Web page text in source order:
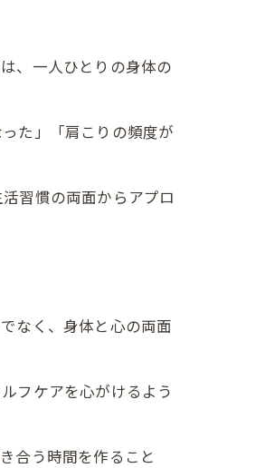
、一人ひとりの身体の
た」「肩こりの頻度が
習慣の両面からアプロ
なく、身体と心の両面
フケアを心がけるよう
合う時間を作ること